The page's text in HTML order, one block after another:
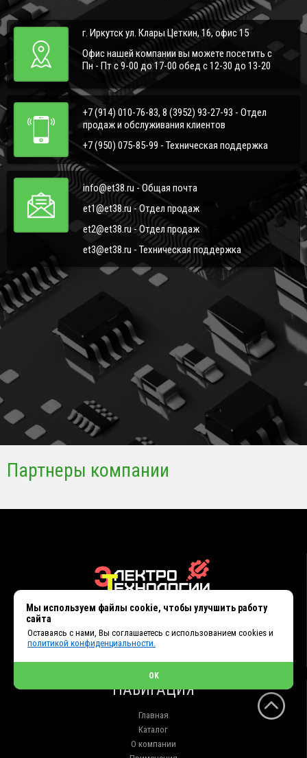
г. Иркутск ул. Клары Цеткин, 16, офис 15
Офис нашей компании вы можете посетить с
Пн - Пт с 9-00 до 17-00 обед с 12-30 до 13-20
+7 (914) 010-76-83, 8 (3952) 93-27-93 - Отдел
продаж и обслуживания клиентов
+7 (950) 075-85-99 - Техническая поддержка
info@et38.ru - Общая почта
et1@et38.ru - Отдел продаж
et2@et38.ru - Отдел продаж
et3@et38.ru - Техническая поддержка
Партнеры компании
НАВИГАЦИЯ
Главная
Каталог
О компании
Мы используем файлы cookie, чтобы улучшить работу
сайта
Оставаясь с нами, Вы соглашаетесь с использованием cookies и
политикой конфиденциальности.
OK